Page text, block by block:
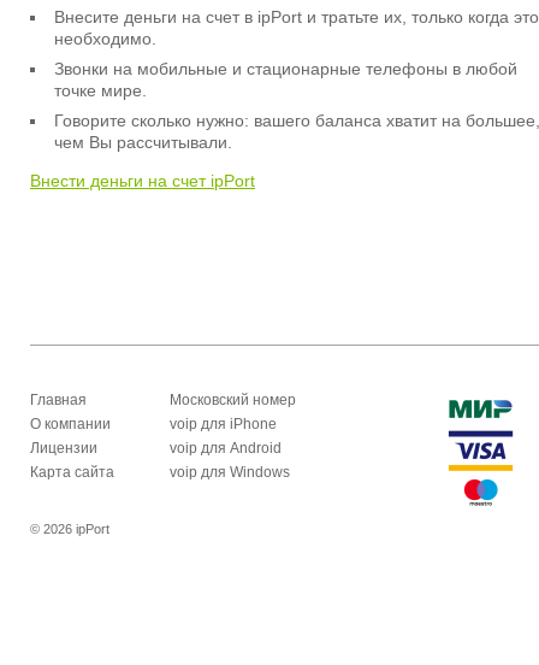
Внесите деньги на счет в ipPort и тратьте их, только когда это
необходимо.
Звонки на мобильные и стационарные телефоны в любой
точке мире.
Говорите сколько нужно: вашего баланса хватит на большее,
чем Вы рассчитывали.
Внести деньги на счет ipPort
Главная
О компании
Лицензии
Карта сайта
Московский номер
voip для iPhone
voip для Android
voip для Windows
© 2026 ipPort